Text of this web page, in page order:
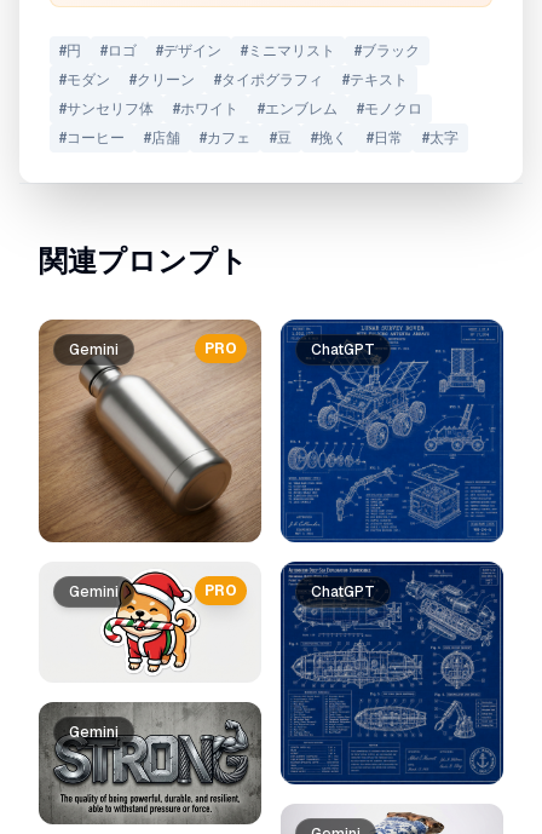
#円 #ロゴ #デザイン #ミニマリスト #ブラック
#モダン #クリーン #タイポグラフィ #テキスト
#サンセリフ体 #ホワイト #エンブレム #モノクロ
#コーヒー #店舗 #カフェ #豆 #挽く #日常 #太字
関連プロンプト
PRO
Gemini
PRO
Gemini
Gemini
ChatGPT
ChatGPT